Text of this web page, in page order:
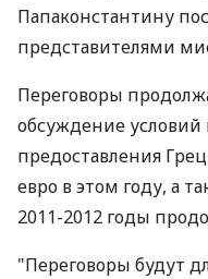
Папаконстантину
представителями
Переговоры
обсуждение условий
предоставления
евро в этом году, а
2011-2012 годы
"Переговоры будут